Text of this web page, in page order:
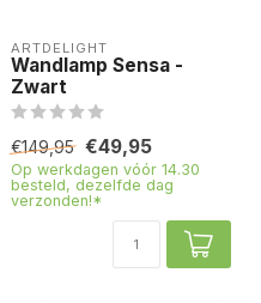
ARTDELIGHT
Wandlamp Sensa -
Zwart
€149,95 €49,95
Op werkdagen vóór 14.30
besteld, dezelfde dag
verzonden!*